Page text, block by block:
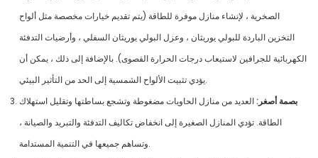
الصخرية ، لإنشاء منازل موفرة للطاقة (يتم تقديم خيارات مخصصة مثل ألواح
التخزين الباردة للبولي يوريثان ، وعزل البولي يوريثان السفلي ، وأرضيات التدفئة
الكهربائية للجرافين لاستيعاب درجات الحرارة القصوى). بالإضافة إلى ذلك ، يمكن أن
يؤدي تثبيت الألواح الشمسية إلى الحد من التأثير البيئي.
بصمة أصغر: العديد من منازل الحاويات مضغوطة وتشجع بساطتها وتقليل استهلاك
الطاقة. تؤدي المنازل الصغيرة إلى انخفاض تكاليف التدفئة والتبريد والصيانة ،
وتساهم جميعها في التنمية المستدامة.